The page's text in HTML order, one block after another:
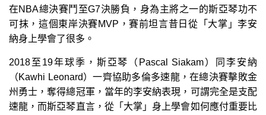
在NBA總決賽鬥至G7決勝負，身為主將之一的斯亞琴功不
可抹，這個東岸決賽MVP，賽前坦言昔日從「大掌」李安
納身上學會了很多。
2018至19年球季，斯亞琴（Pascal Siakam）同李安納
（Kawhi Leonard）一齊協助多倫多速龍，在總決賽擊敗金
州勇士，奪得總冠軍，當年的李安納表現，可謂完全是支配
速龍，而斯亞琴直言，從「大掌」身上學會如何應付重要比